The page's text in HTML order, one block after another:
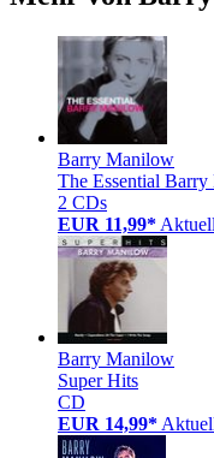
Barry Manilow
The Essential
2 CDs
EUR 11,99*
Barry Manilow
Super Hits
CD
EUR 14,99*